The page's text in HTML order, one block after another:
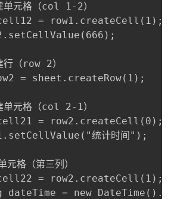
（col 1-2）
= row1.createCell(1);
2）
sheet.createRow(1);
（col 2-1）
= row2.createCell(0);
统计时间");
第三列）
= row2.createCell(1);
= new